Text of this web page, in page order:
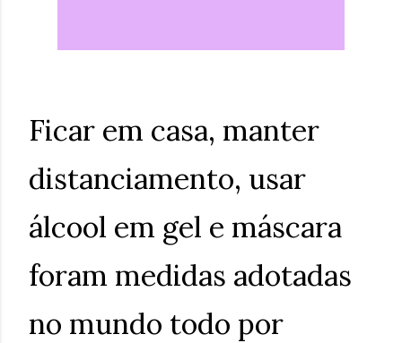
Ficar em casa, manter
distanciamento, usar
álcool em gel e máscara
foram medidas adotadas
no mundo todo por